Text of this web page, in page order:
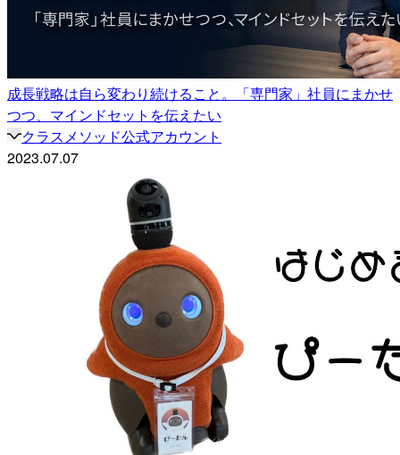
成長戦略は自ら変わり続けること。「専門家」社員にまかせ
つつ、マインドセットを伝えたい
クラスメソッド公式アカウント
2023.07.07